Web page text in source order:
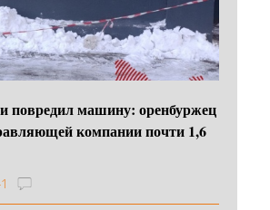
повредил машину: оренбуржец
компании почти 1,6